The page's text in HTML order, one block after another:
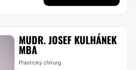
MUDR. JOSEF KULHÁNEK
MBA
Plastický chirurg